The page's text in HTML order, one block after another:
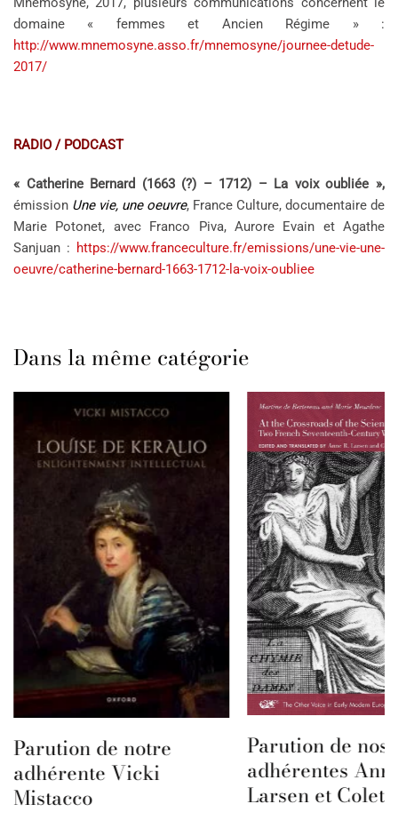
domaine « femmes et Ancien Régime » :
http://www.mnemosyne.asso.fr/mnemosyne/journee-detude-
2017/
RADIO / PODCAST
« Catherine Bernard (1663 (?) – 1712) – La voix oubliée »,
émission Une vie, une oeuvre, France Culture, documentaire de
Marie Potonet, avec Franco Piva, Aurore Evain et Agathe
Sanjuan : https://www.franceculture.fr/emissions/une-vie-une-
oeuvre/catherine-bernard-1663-1712-la-voix-oubliee
Dans la même catégorie
Parution de notre
adhérente Vicki
Mistacco
Parution de nos
adhérentes
Larsen et